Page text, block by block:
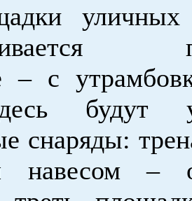
уличных
– с
будут
снаряды:
навесом –